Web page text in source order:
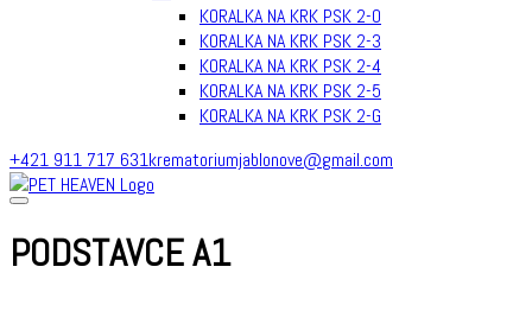
KORALKA NA KRK PSK 2-0
KORALKA NA KRK PSK 2-3
KORALKA NA KRK PSK 2-4
KORALKA NA KRK PSK 2-5
KORALKA NA KRK PSK 2-G
Skip
to
content
+421 911 717 631krematoriumjablonove@gmail.com
PODSTAVCE A1